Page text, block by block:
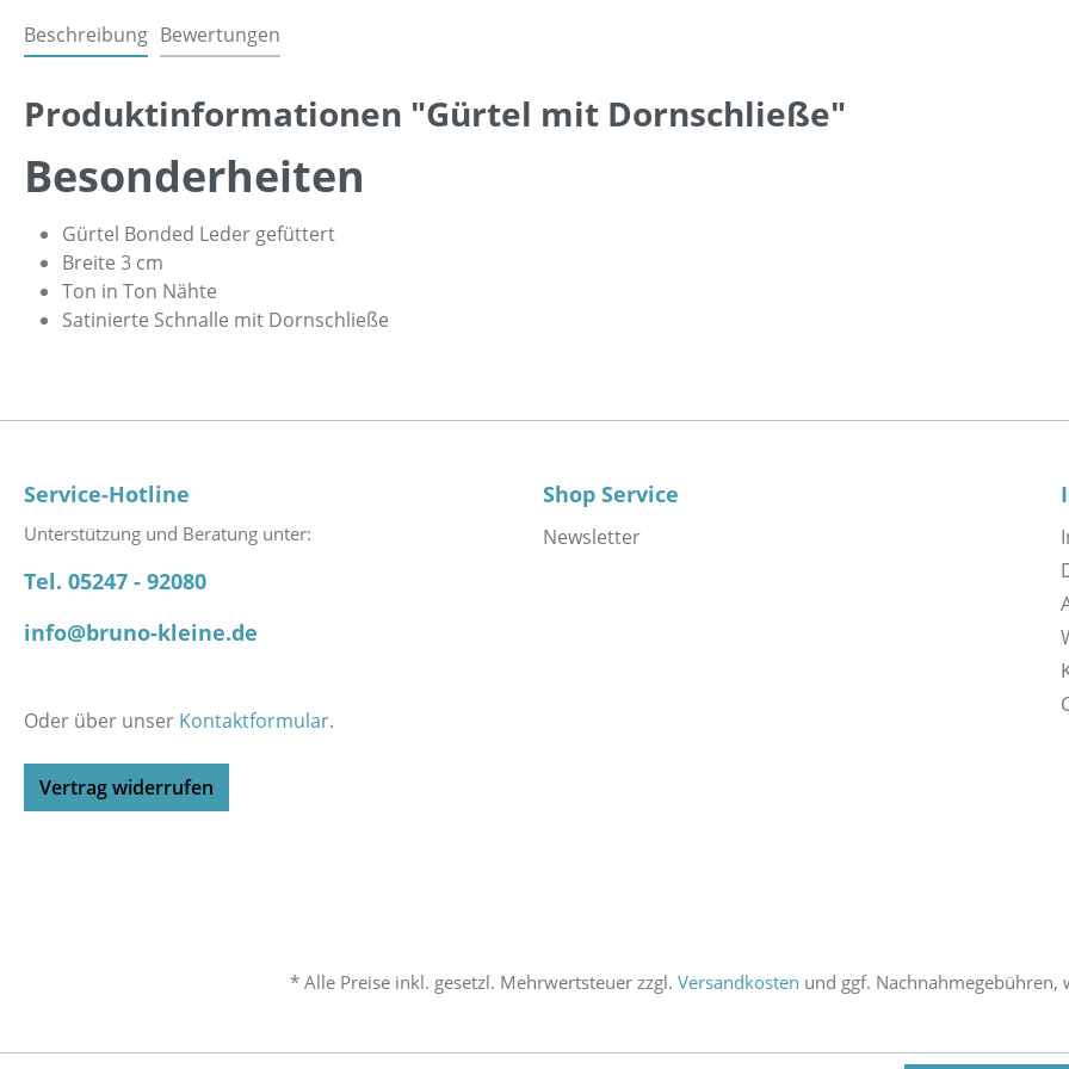
Beschreibung Bewertungen
Produktinformationen "Gürtel mit Dornschließe"
Besonderheiten
Gürtel Bonded Leder gefüttert
Breite 3 cm
Ton in Ton Nähte
Satinierte Schnalle mit Dornschließe
Service-Hotline
Unterstützung und Beratung unter:
Tel. 05247 - 92080
info@bruno-kleine.de
Oder über unser Kontaktformular.
Vertrag widerrufen
Shop Service
Newsletter
* Alle Preise inkl. gesetzl. Mehrwertsteuer zzgl. Versandkosten und ggf. Nachnahmegebühren,